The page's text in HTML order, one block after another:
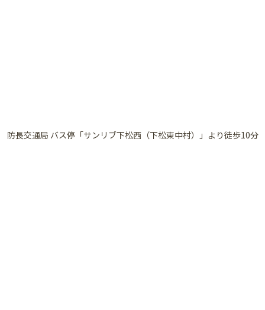
防長交通局 バス停「サンリブ下松西（下松東中村）」より徒歩10分